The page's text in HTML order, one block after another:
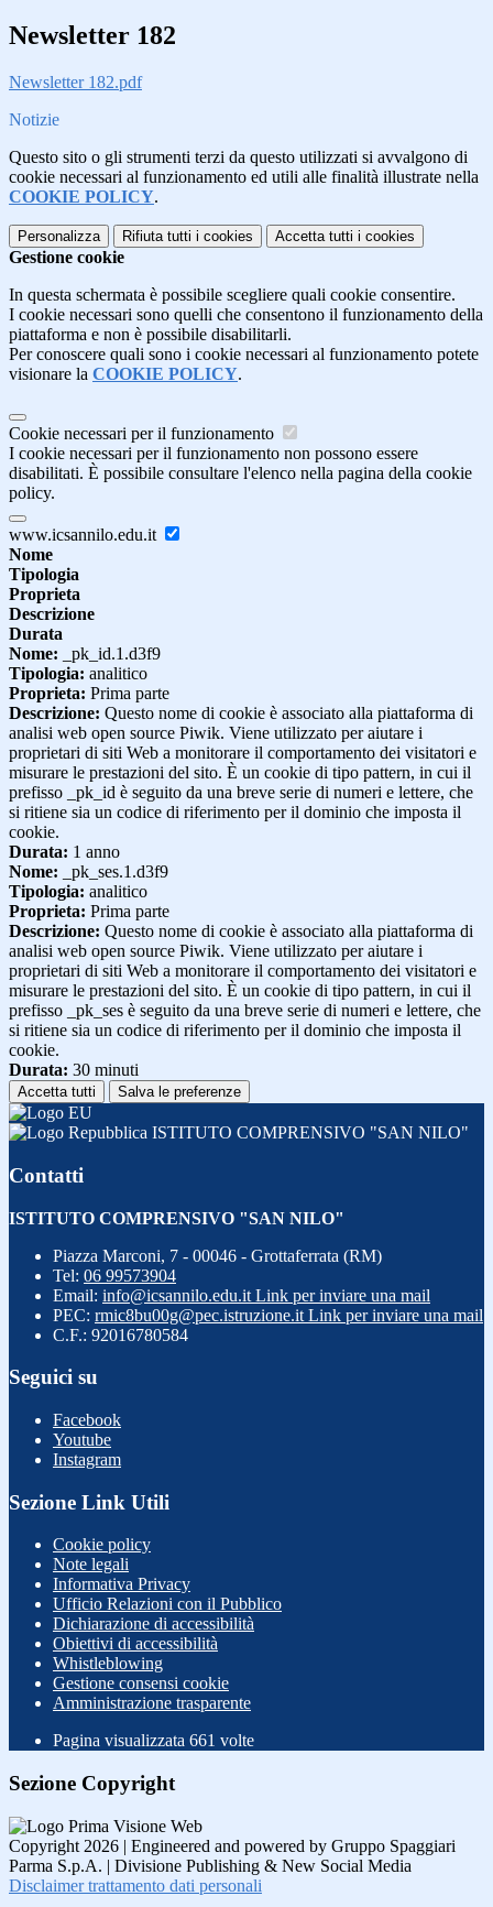
Newsletter 182
Newsletter 182.pdf
Notizie
Questo sito o gli strumenti terzi da questo utilizzati si avvalgono di
cookie necessari al funzionamento ed utili alle finalità illustrate nella
COOKIE POLICY.
Personalizza Rifiuta tutti i cookies Accetta tutti i cookies
Gestione cookie
In questa schermata è possibile scegliere quali cookie consentire.
I cookie necessari sono quelli che consentono il funzionamento della
piattaforma e non è possibile disabilitarli.
Per conoscere quali sono i cookie necessari al funzionamento potete
visionare la COOKIE POLICY.
Cookie necessari per il funzionamento
I cookie necessari per il funzionamento non possono essere
disabilitati. È possibile consultare l'elenco nella pagina della cookie
policy.
www.icsannilo.edu.it
Nome
Tipologia
Proprieta
Descrizione
Durata
Nome: _pk_id.1.d3f9
Tipologia: analitico
Proprieta: Prima parte
Descrizione: Questo nome di cookie è associato alla piattaforma di
analisi web open source Piwik. Viene utilizzato per aiutare i
proprietari di siti Web a monitorare il comportamento dei visitatori e
misurare le prestazioni del sito. È un cookie di tipo pattern, in cui il
prefisso _pk_id è seguito da una breve serie di numeri e lettere, che
si ritiene sia un codice di riferimento per il dominio che imposta il
cookie.
Durata: 1 anno
Nome: _pk_ses.1.d3f9
Tipologia: analitico
Proprieta: Prima parte
Descrizione: Questo nome di cookie è associato alla piattaforma di
analisi web open source Piwik. Viene utilizzato per aiutare i
proprietari di siti Web a monitorare il comportamento dei visitatori e
misurare le prestazioni del sito. È un cookie di tipo pattern, in cui il
prefisso _pk_ses è seguito da una breve serie di numeri e lettere, che
si ritiene sia un codice di riferimento per il dominio che imposta il
cookie.
Durata: 30 minuti
Accetta tutti Salva le preferenze
ISTITUTO COMPRENSIVO "SAN NILO"
Contatti
ISTITUTO COMPRENSIVO "SAN NILO"
Piazza Marconi, 7 - 00046 - Grottaferrata (RM)
Tel: 06 99573904
Email: info@icsannilo.edu.it Link per inviare una mail
PEC: rmic8bu00g@pec.istruzione.it Link per inviare una mail
C.F.: 92016780584
Seguici su
Facebook
Youtube
Instagram
Sezione Link Utili
Cookie policy
Note legali
Informativa Privacy
Ufficio Relazioni con il Pubblico
Dichiarazione di accessibilità
Obiettivi di accessibilità
Whistleblowing
Gestione consensi cookie
Amministrazione trasparente
Pagina visualizzata 661 volte
Sezione Copyright
Copyright 2026 | Engineered and powered by Gruppo Spaggiari
Parma S.p.A. | Divisione Publishing & New Social Media
Disclaimer trattamento dati personali